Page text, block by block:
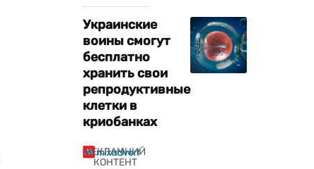
Украинские
воины смогут
бесплатно
хранить свои
репродуктивные
клетки в
криобанках